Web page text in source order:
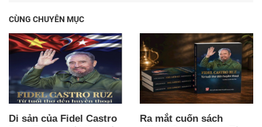
CÙNG CHUYÊN MỤC
Di sản của Fidel Castro
Ra mắt cuốn sách